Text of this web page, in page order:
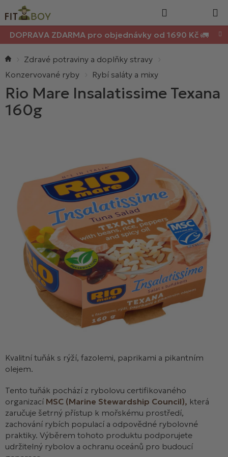
na
obsah
DOPRAVA ZDARMA pro objednávky od 1690 Kč 🚛
košík
Zdravé potraviny a doplňky stravy
Konzervované ryby
Rybí saláty a mixy
Kvalitní tuňák s rýží, fazolemi, paprikami a pikantním
olejem.
Tento tuňák pochází z rybolovu certifikovaného
organizací MSC (Marine Stewardship Council), která
zaručuje šetrný přístup k mořskému prostředí,
zachování rybích populací a odpovědné rybolovné
praktiky. Výběrem tohoto produktu podporujete
udržitelný rybolov a ochranu oceánů pro budoucí
Rio Mare Insalatissime Texana
160g